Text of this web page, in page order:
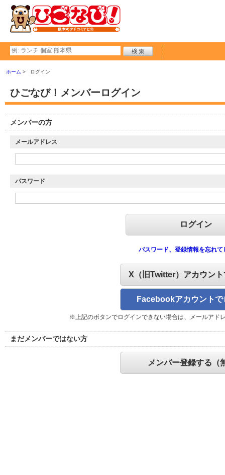
ホーム ログイン
ひごなび！メンバーログイン
メンバーの方
メールアドレス
パスワード
パスワード、登録情報を忘れて
X（旧Twitter）アカウン
Facebookアカウントで
※上記のボタンでログインできない場合は、メールアド
まだメンバーではない方
メンバー登録する（